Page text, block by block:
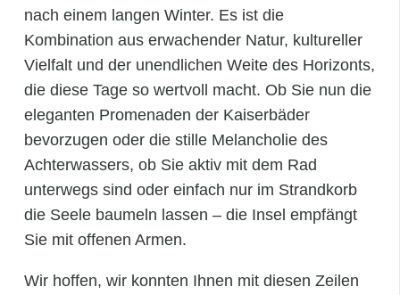
nach einem langen Winter. Es ist die
Kombination aus erwachender Natur, kultureller
Vielfalt und der unendlichen Weite des Horizonts,
die diese Tage so wertvoll macht. Ob Sie nun die
eleganten Promenaden der Kaiserbäder
bevorzugen oder die stille Melancholie des
Achterwassers, ob Sie aktiv mit dem Rad
unterwegs sind oder einfach nur im Strandkorb
die Seele baumeln lassen – die Insel empfängt
Sie mit offenen Armen.
Wir hoffen, wir konnten Ihnen mit diesen Zeilen